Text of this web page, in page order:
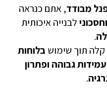
מבודד, אתם כנראה
לבנייה איכותית
.
תוך שימוש בלוחות
גבוהה ופתרון
.